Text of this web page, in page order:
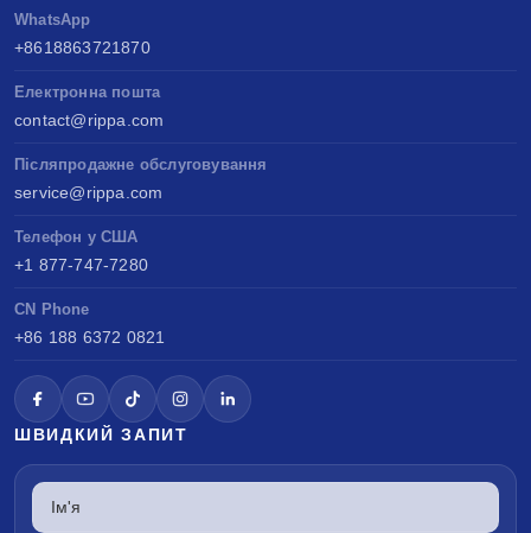
WhatsApp
+8618863721870
Електронна пошта
contact@rippa.com
Післяпродажне обслуговування
service@rippa.com
Телефон у США
+1 877-747-7280
CN Phone
+86 188 6372 0821
ШВИДКИЙ ЗАПИТ